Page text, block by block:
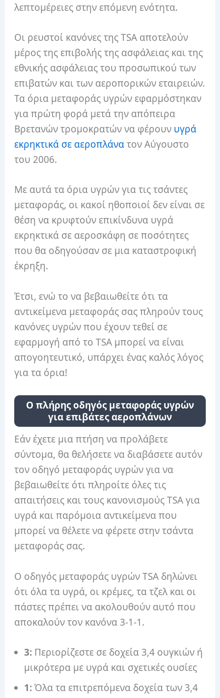
λεπτομέρειες στην επόμενη ενότητα.
Οι ρευστοί κανόνες της TSA αποτελούν
μέρος της επιβολής της ασφάλειας και της
εθνικής ασφάλειας του προσωπικού των
επιβατών και των αεροπορικών εταιρειών.
Τα όρια μεταφοράς υγρών εφαρμόστηκαν
για πρώτη φορά μετά την απόπειρα
Βρετανών τρομοκρατών να φέρουν υγρά
εκρηκτικά σε αεροπλάνατον Αύγουστο
του 2006.
Με αυτά τα όρια υγρών για τις τσάντες
μεταφοράς, οι κακοί ηθοποιοί δεν είναι σε
θέση να κρυφτούν επικίνδυνα υγρά
εκρηκτικά σε αεροσκάφη σε ποσότητες
που θα οδηγούσαν σε μια καταστροφική
έκρηξη.
Έτσι, ενώ το να βεβαιωθείτε ότι τα
αντικείμενα μεταφοράς σας πληρούν τους
κανόνες υγρών που έχουν τεθεί σε
εφαρμογή από το TSA μπορεί να είναι
απογοητευτικό, υπάρχει ένας καλός λόγος
για τα όρια!
Ο πλήρης οδηγός μεταφοράς υγρών
για επιβάτες αεροπλάνων
Εάν έχετε μια πτήση να προλάβετε
σύντομα, θα θελήσετε να διαβάσετε αυτόν
τον οδηγό μεταφοράς υγρών για να
βεβαιωθείτε ότι πληροίτε όλες τις
απαιτήσεις και τους κανονισμούς TSA για
υγρά και παρόμοια αντικείμενα που
μπορεί να θέλετε να φέρετε στην τσάντα
μεταφοράς σας.
Ο οδηγός μεταφοράς υγρών TSA δηλώνει
ότι όλα τα υγρά, οι κρέμες, τα τζελ και οι
πάστες πρέπει να ακολουθούν αυτό που
αποκαλούν τον κανόνα 3-1-1.
3: Περιορίζεστε σε δοχεία 3,4 ουγκιών ή
μικρότερα με υγρά και σχετικές ουσίες
1:Όλα τα επιτρεπόμενα δοχεία των 3,4